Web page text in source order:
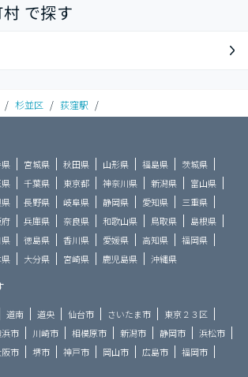
で探す
/ 杉並区 / 荻窪駅 /
宮城県 秋田県 山形県 福島県
茨城県
千葉県 東京都 神奈川県 新潟県
富山県
長野県 岐阜県 静岡県 愛知県
三重県
兵庫県 奈良県 和歌山県 鳥取県
島根県
徳島県 香川県 愛媛県 高知県
福岡県
大分県 宮崎県 鹿児島県 沖縄県
道南 道央 仙台市 さいたま市
東京２３区
市 川崎市 相模原市 新潟市 静岡市
浜松市
阪市 堺市 神戸市 岡山市 広島市
福岡市